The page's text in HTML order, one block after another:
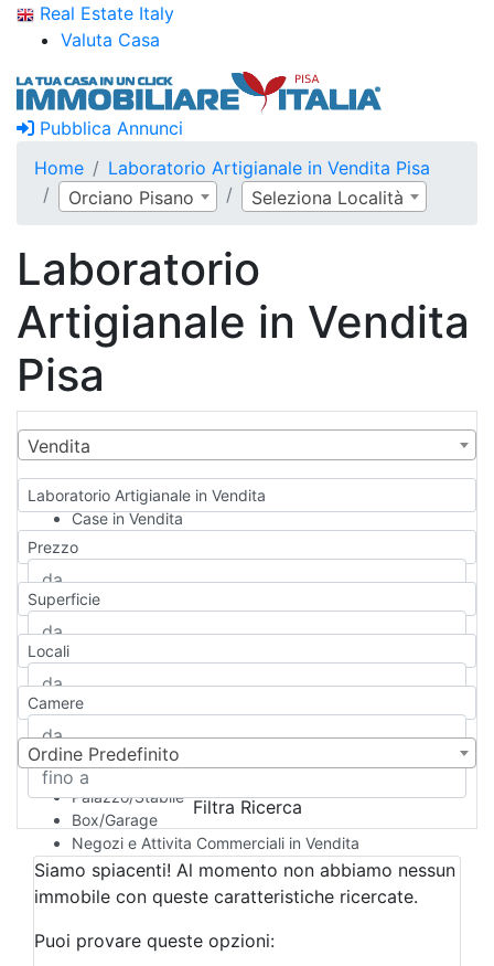
Real Estate Italy
Valuta Casa
Pubblica Annunci
Home
Laboratorio Artigianale in Vendita Pisa
Orciano Pisano
Seleziona Località
Laboratorio
Artigianale in Vendita
Pisa
Vendita
Laboratorio Artigianale in Vendita
Case in Vendita
Qualsiasi
Appartamento
Casa indipendente
Casa Semi-indipendente
Attico/Mansarda
Rustico/Casale
Camera d'Albergo
Multiproprietà
Palazzo/Stabile
Box/Garage
Negozi e Attivita Commerciali in Vendita
Qualsiasi
Attività/Licenza Commerciale
Azienda Agricola
Bar/Ristorante
Prezzo
Superficie
Locali
Camere
Ordine Predefinito
Filtra Ricerca
Siamo spiacenti! Al momento non abbiamo nessun
immobile con queste caratteristiche ricercate.
Puoi provare queste opzioni: